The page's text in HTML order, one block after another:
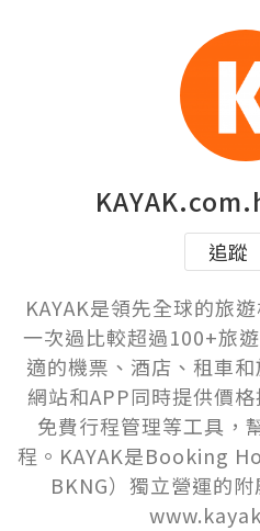
追蹤
KAYAK是領先全球的旅
一次過比較超過100+旅
適的機票、酒店、租車
網站和APP同時提供價
免費行程管理等工具，
程。KAYAK是Booking
BKNG）獨立營運的